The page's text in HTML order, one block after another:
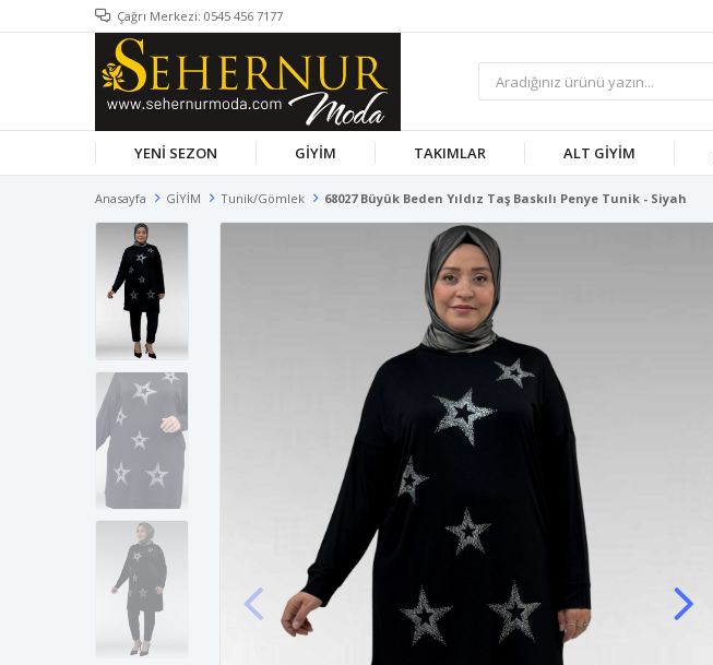
Çağrı Merkezi: 0545 456 7177
YENİ SEZON GİYİM TAKIMLAR ALT GİYİM
Anasayfa GİYİM Tunik/Gömlek 68027 Büyük Beden Yıldız Taş Baskılı Penye Tunik - Siyah